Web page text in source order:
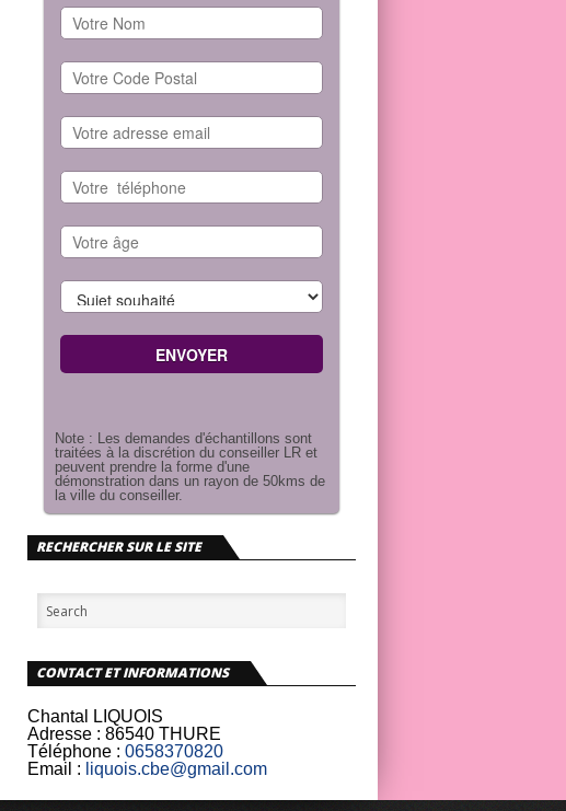
Note : Les demandes d'échantillons sont
traitées à la discrétion du conseiller LR et
peuvent prendre la forme d'une
démonstration dans un rayon de 50kms de
la ville du conseiller.
RECHERCHER SUR LE SITE
CONTACT ET INFORMATIONS
Chantal LIQUOIS
Adresse : 86540 THURE
Téléphone : 0658370820
Email : liquois.cbe@gmail.com